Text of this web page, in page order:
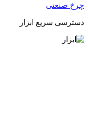
چرخ صنعتی
دسترسی سریع ابزار